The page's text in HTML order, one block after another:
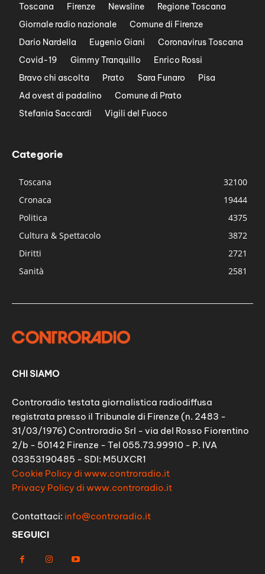
Toscana Firenze Newsline
Regione Toscana
Giornale radio nazionale
Comune di Firenze
Dario Nardella
Eugenio Giani
Coronavirus Toscana
Covid-19
Gimmy Tranquillo
Enrico Rossi
Bravo chi ascolta
Prato Sara Funaro
Pisa
Ad ovest di padalino
Comune di Prato
Stefania Saccardi
Vigili del Fuoco
Categorie
Toscana
32100
Cronaca
19444
Politica
4375
Cultura & Spettacolo
3872
Diritti
2721
Sanità
2581
CHI SIAMO
Controradio testata giornalistica radiodiffusa
registrata presso il Tribunale di Firenze (n. 2483 -
31/03/1976) Controradio Srl - via del Rosso Fiorentino
2/b - 50142 Firenze - Tel 055.73.99910 - P. IVA
03353190485 - SDI: M5UXCR1
Cookie Policy di www.controradio.it
Privacy Policy di www.controradio.it
Contattaci: info@controradio.it
SEGUICI